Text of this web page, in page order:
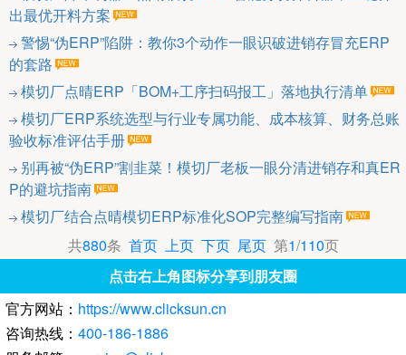
出最优开料方案
警惕“伪ERP”陷阱：教你3个动作一眼识破进销存冒充ERP
的套路
模切厂点晴ERP「BOM+工序扫码报工」落地执行清单
模切厂ERP系统选型与行业专属功能、成本核算、财务总账
验收标准评估手册
别再被“伪ERP”割韭菜！模切厂老板一眼分清进销存和真ER
P的避坑指南
模切厂结合点晴模切ERP标准化SOP完整编写指南
共880条 首页 上页 下页 尾页第1/110页
点击右上角图标分享到朋友圈
官方网站： https://www.clicksun.cn
咨询热线： 400-186-1886